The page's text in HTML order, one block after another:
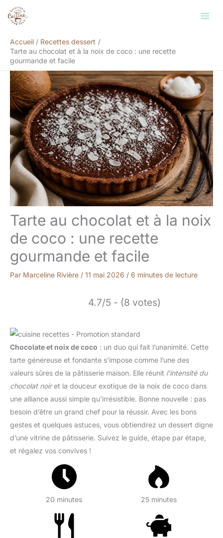
Accueil
Recettes dessert
Tarte au chocolat et à la noix de coco : une recette
gourmande et facile
Tarte au chocolat et à la noix
de coco : une recette
gourmande et facile
Par Marceline Rivière / 11 mai 2026 / 6 minutes de lecture
4.7/5 - (8 votes)
Chocolate et noix de coco : un duo qui fait l’unanimité. Cette
tarte généreuse et fondante s’impose comme l’une des
valeurs sûres de la pâtisserie maison. Elle réunit l’intensité du
chocolat noiret la douceur exotique de la noix de coco dans
une alliance aussi simple qu’irrésistible. Bonne nouvelle : pas
besoin d’être un grand chef pour la réussir. Avec les bons
gestes et quelques astuces, vous obtiendrez un dessert digne
d’une vitrine de pâtisserie. Suivez le guide, étape par étape,
et régalez vos convives !
20 minutes 25 minutes
Rechercher